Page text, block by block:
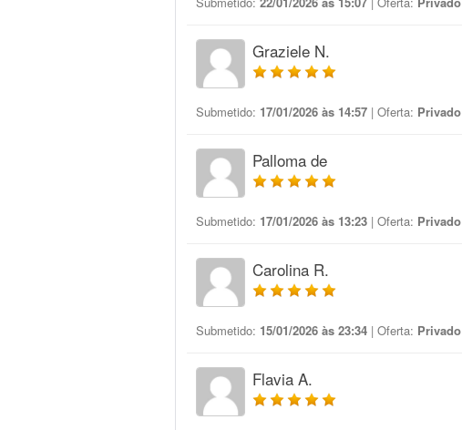
Graziele N.
Submetido: 17/01/2026 às 14:57 | Oferta: Privado
Palloma de
Submetido: 17/01/2026 às 13:23 | Oferta: Privado
Carolina R.
Submetido: 15/01/2026 às 23:34 | Oferta: Privado
Flavia A.